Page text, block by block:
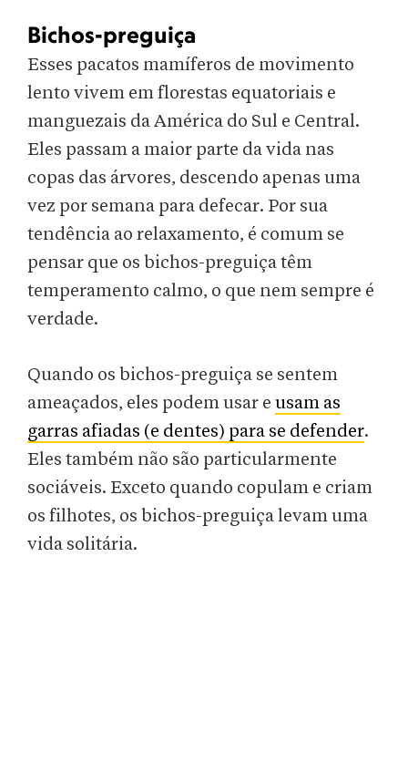
Bichos-preguiça
Esses pacatos mamíferos de movimento
lento vivem em florestas equatoriais e
manguezais da América do Sul e Central.
Eles passam a maior parte da vida nas
copas das árvores, descendo apenas uma
vez por semana para defecar. Por sua
tendência ao relaxamento, é comum se
pensar que os bichos-preguiça têm
temperamento calmo, o que nem sempre é
verdade.
Quando os bichos-preguiça se sentem
ameaçados, eles podem usar e usam as
garras afiadas (e dentes) para se defender.
Eles também não são particularmente
sociáveis. Exceto quando copulam e criam
os filhotes, os bichos-preguiça levam uma
vida solitária.